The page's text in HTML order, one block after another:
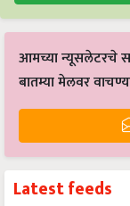
आमच्या न्यूसलेटरचे
बातम्या मेलवर
Latest feeds